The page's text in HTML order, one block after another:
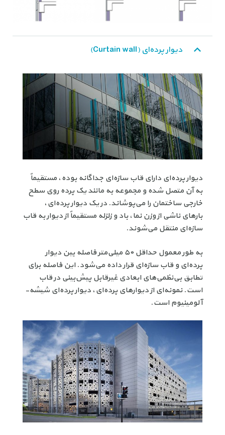
دیوار پرده‌ای (Curtain wall)
دیوار پرده‌ای دارای قاب سازه‌ای جداگانه بوده، مستقیماً
به آن متصل شده و مجموعه به مانند یک پرده روی سطح
خارجی ساختمان را می‌پوشاند. در یک دیوار پرده‌ای،
بارهای ناشی از وزن نما، باد و زلزله مستقیماً از دیوار به قاب
سازه‌ای منتقل می‌شوند.
به طور معمول حداقل ۵۰ میلی‌متر فاصله بین دیوار
پرده‌ای و قاب سازه‌ای قرار داده می‌شود. این فاصله برای
تطابق بی‌نظمی‌های ابعادی غیرقابل پیش‌بینی در قاب
است. نمونه‌ای از دیوارهای پرده‌ای، دیوار پرده‌ای شیشه-
آلومینیوم است.